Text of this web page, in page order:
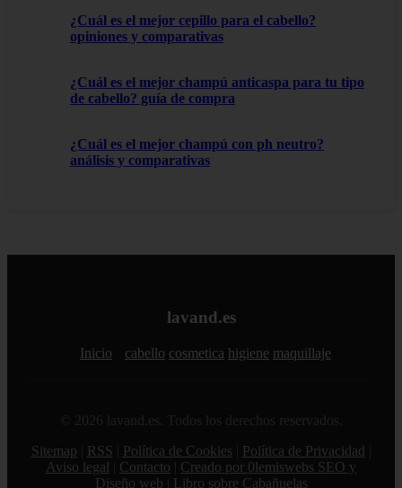
¿Cuál es el mejor cepillo para el cabello?
opiniones y comparativas
¿Cuál es el mejor champú anticaspa para tu tipo
de cabello? guía de compra
¿Cuál es el mejor champú con ph neutro?
análisis y comparativas
lavand.es
Inicio cabello cosmetica higiene maquillaje
© 2026 lavand.es. Todos los derechos reservados.
Sitemap
RSS Política de Cookies Política de Privacidad
Aviso legal
Contacto
Creado por 0lemiswebs SEO y
Diseño web
Libro sobre Cabañuelas